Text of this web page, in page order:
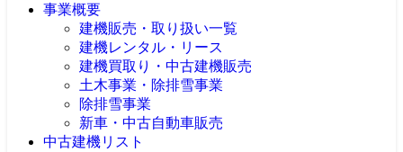
事業概要
建機販売・取り扱い一覧
建機レンタル・リース
建機買取り・中古建機販売
査定依頼
土木事業・除排雪事業
除排雪事業
新車・中古自動車販売
中古建機リスト